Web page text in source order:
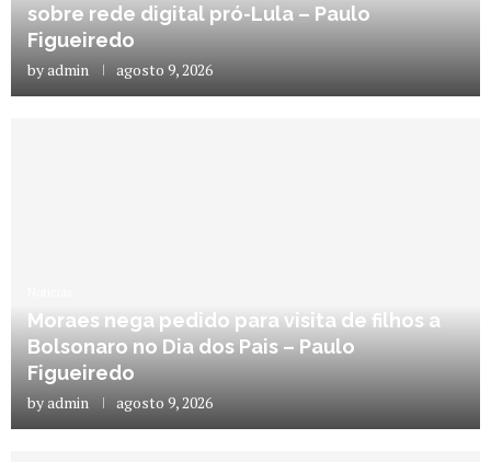
sobre rede digital pró-Lula – Paulo
Figueiredo
byadmin agosto 9, 2026
Moraes nega pedido para visita de filhos a
Bolsonaro no Dia dos Pais – Paulo
Figueiredo
byadmin agosto 9, 2026